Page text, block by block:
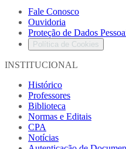
Fale Conosco
Ouvidoria
Proteção de Dados
Política de Cookies
INSTITUCIONAL
Histórico
Professores
Biblioteca
Normas e Editais
CPA
Notícias